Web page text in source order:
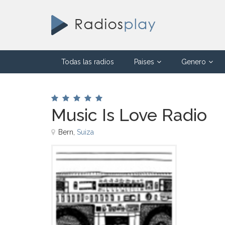
Todas las radios Paises Genero
Music Is Love Radio
Bern, Suiza